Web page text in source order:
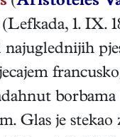
(Lefkada, 1. IX.
najuglednijih
Glas je stekao